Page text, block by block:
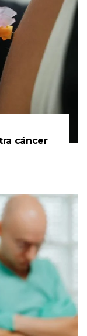
cáncer